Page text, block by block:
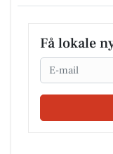
Få lokale
Email